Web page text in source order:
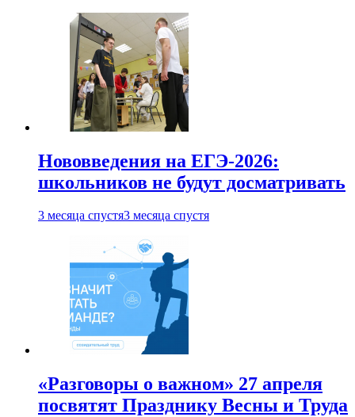
Нововведения на ЕГЭ-2026:
школьников не будут досматривать
3 месяца спустя3 месяца спустя
«Разговоры о важном» 27 апреля
посвятят Празднику Весны и Труда